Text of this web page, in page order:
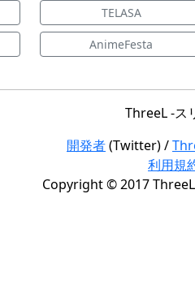
TELASA
AnimeFesta
ThreeL -ス
開発者(Twitter) /
利用規
Copyright © 2017